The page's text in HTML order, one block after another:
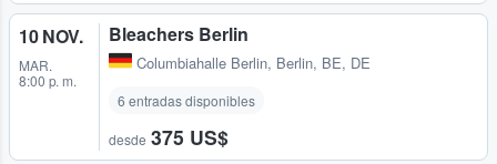
10 NOV.
MAR.
8:00 p. m.
Bleachers Berlin
Columbiahalle Berlin, Berlin, BE, DE
6 entradas disponibles
desde 375 US$